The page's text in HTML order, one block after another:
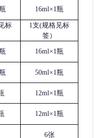
16ml×1瓶
标
1支(规格见标
签）
16ml×1瓶
50ml×1瓶
12ml×1瓶
12ml×1瓶
6张